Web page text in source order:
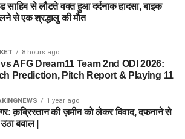
साहिब से लौटते वक्त हुआ दर्दनाक हादसा, बाइक
से एक श्रद्धालु की मौत
8 hours ago
vs AFG Dream11 Team 2nd ODI 2026:
Prediction, Pitch Report & Playing 11
1 year ago
क़ब्रिस्तान की ज़मीन को लेकर विवाद, दफनाने से
बवाल |